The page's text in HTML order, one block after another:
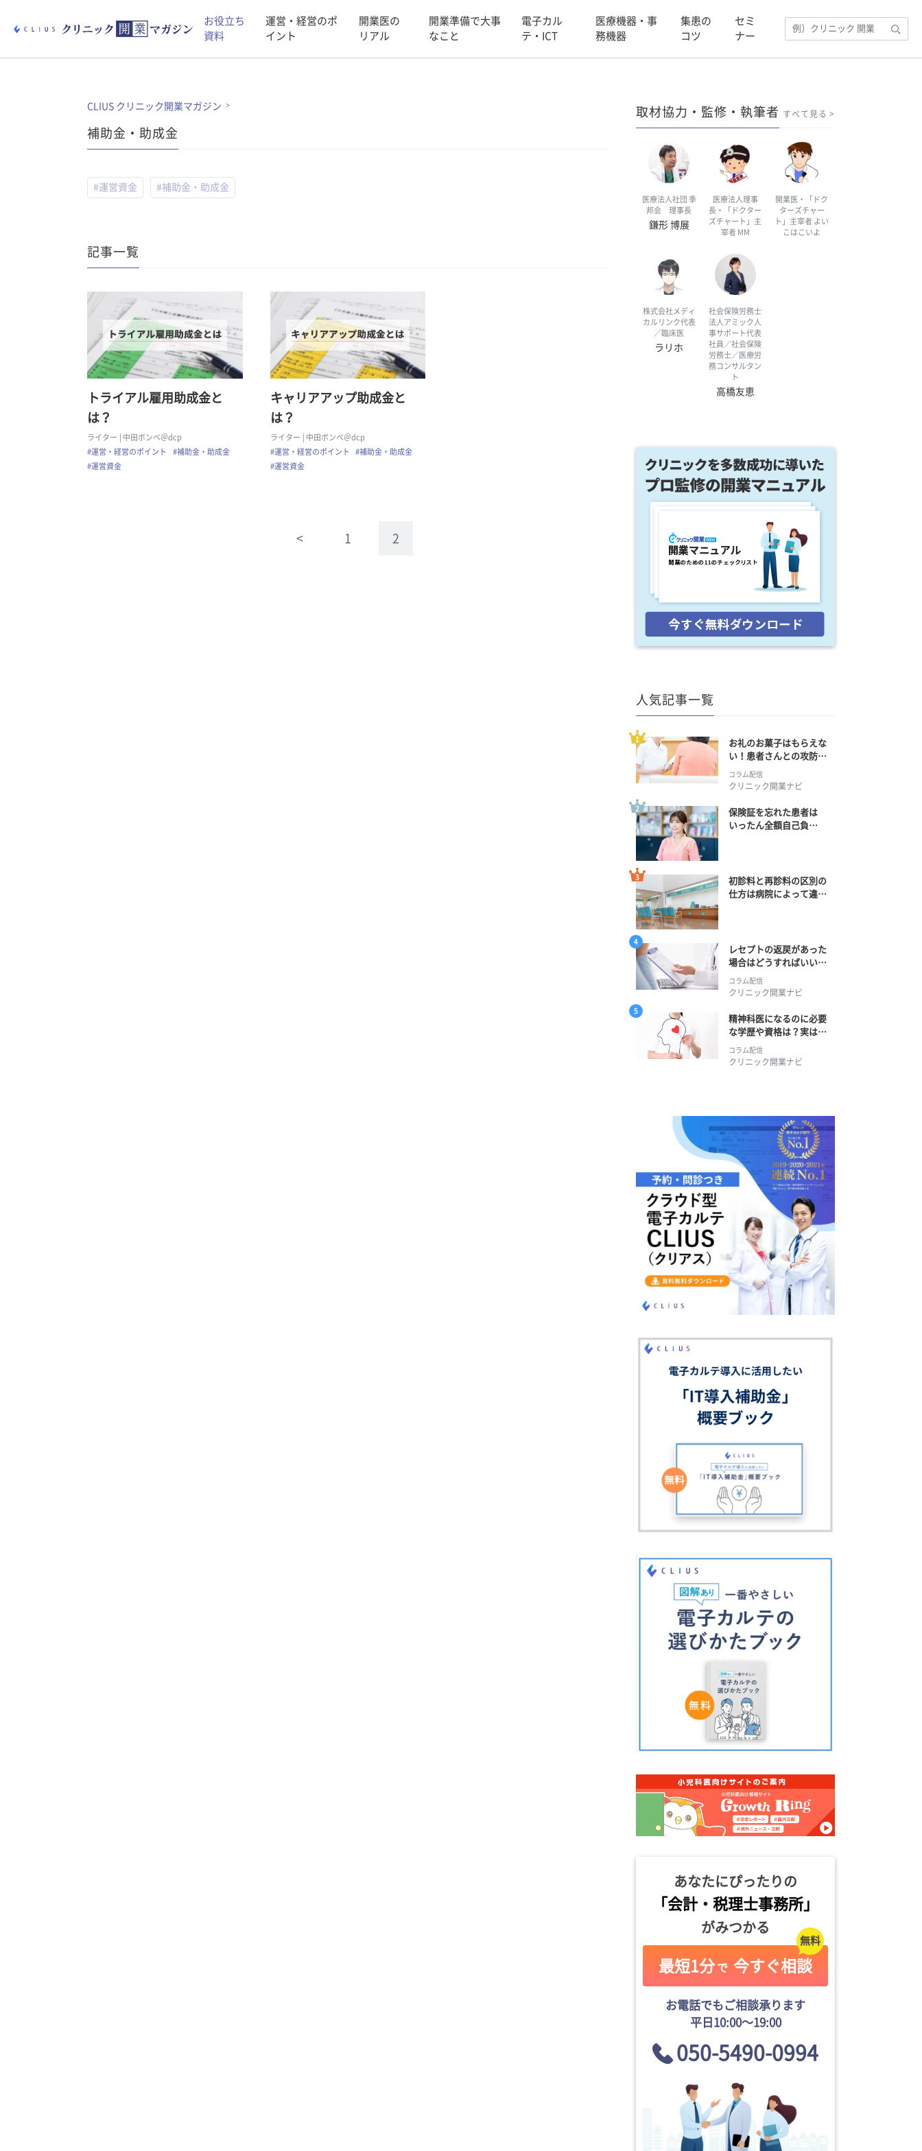
お役立ち
資料
運営・経営のポ
イント
開業医の
リアル
開業準備で大事
なこと
電子カル
テ・ICT
医療機器・事
務機器
集患の
コツ
セミ
ナー
CLIUS クリニック開業マガジン
補助金・助成金
#運営資金 #補助金・助成金
記事一覧
トライアル雇用助成金と
は？
ライター
| 中田ボンベ＠dcp
#運営・経営のポイント
#補助金・助成金
#運営資金
キャリアアップ助成金と
は？
ライター
| 中田ボンベ＠dcp
#運営・経営のポイント
#補助金・助成金
#運営資金
< 1 2
取材協力・監修・執筆者 すべて見る
医療法人社団 季
邦会 理事長
鎌形 博展
医療法人理事
長・「ドクター
ズチャート」主
宰者 MM
開業医・「ドク
ターズチャー
ト」主宰者 よい
こはこいよ
株式会社メディ
カルリンク代表
／臨床医
ラリホ
社会保険労務士
法人アミック人
事サポート代表
社員／社会保険
労務士／医療労
務コンサルタン
ト
高橋友恵
人気記事一覧
お礼のお菓子はもらえな
い！患者さんとの攻防の
コラム配信
クリニック開業ナビ
保険証を忘れた患者は
いったん全額自己負
初診料と再診料の区別の
仕方は病院によって違
レセプトの返戻があった
場合はどうすればいい？
そのプロセスとは？
コラム配信
クリニック開業ナビ
精神科医になるのに必要
な学歴や資格は？実は学
士編入学からでも目指せ
る！
コラム配信
クリニック開業ナビ
あなたにぴったりの
「会計・税理士事務所」
がみつかる
最短1分 で 今すぐ相談
お電話でもご相談承ります
平日10:00〜19:00
050-5490-0994